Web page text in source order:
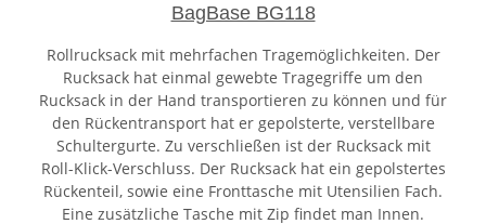
BagBase BG118
Rollrucksack mit mehrfachen Tragemöglichkeiten. Der
Rucksack hat einmal gewebte Tragegriffe um den
Rucksack in der Hand transportieren zu können und für
den Rückentransport hat er gepolsterte, verstellbare
Schultergurte. Zu verschließen ist der Rucksack mit
Roll-Klick-Verschluss. Der Rucksack hat ein gepolstertes
Rückenteil, sowie eine Fronttasche mit Utensilien Fach.
Eine zusätzliche Tasche mit Zip findet man Innen.